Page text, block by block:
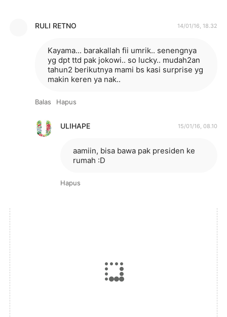
RULI RETNO 14/01/16, 18.32
Kayama... barakallah fii umrik.. senengnya
yg dpt ttd pak jokowi.. so lucky.. mudah2an
tahun2 berikutnya mami bs kasi surprise yg
makin keren ya nak..
Balas Hapus
ULIHAPE 15/01/16, 08.10
aamiin, bisa bawa pak presiden ke
rumah :D
Hapus